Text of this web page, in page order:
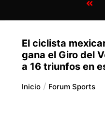
El ciclista
gana el Giro del
a 16 triunfos en
Inicio Forum Sports